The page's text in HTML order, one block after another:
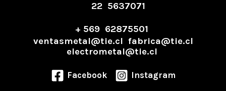
22 5637071
+ 569 62875501
ventasmetal@tie.cl fabrica@tie.cl
electrometal@tie.cl
Facebook Instagram